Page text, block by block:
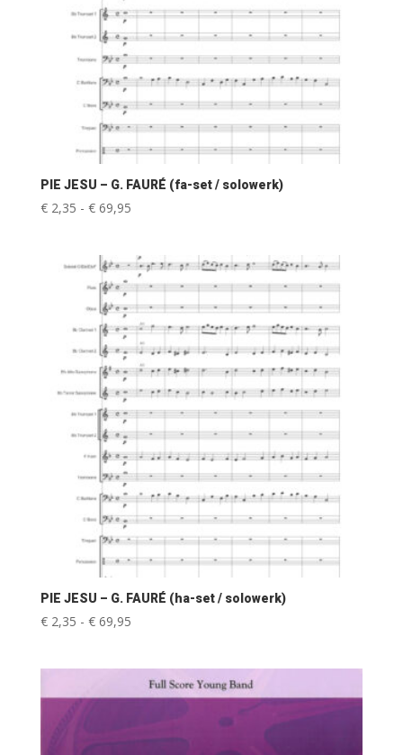
PIE JESU – G. FAURÉ (fa-set / solowerk)
€2,35 - €69,95Prijsklasse:
€ 69,95
PIE JESU – G. FAURÉ (ha-set / solowerk)
€2,35 - €69,95Prijsklasse:
€ 69,95